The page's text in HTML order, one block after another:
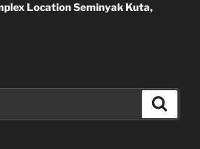
Location Seminyak Kuta,